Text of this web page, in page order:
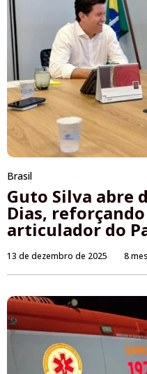
Brasil
Guto Silva abre
Dias,
articulador do
13 de dezembro de 2025 8